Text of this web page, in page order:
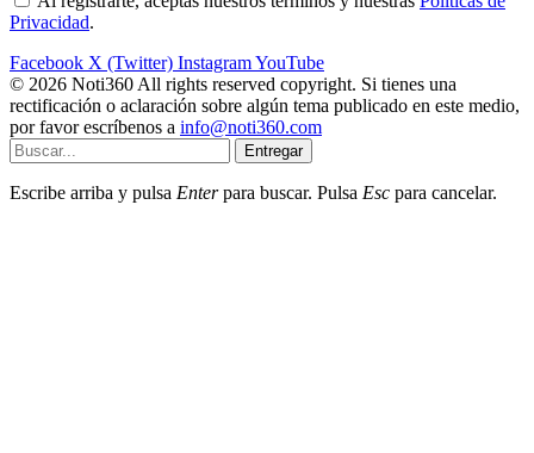
Privacidad.
Facebook X (Twitter) InstagramYouTube
© 2026 Noti360 All rights reserved copyright. Si tienes una
rectificación o aclaración sobre algún tema publicado en este medio,
por favor escríbenos a info@noti360.com
Entregar
Escribe arriba y pulsa Enterpara buscar. Pulsa Esc para cancelar.